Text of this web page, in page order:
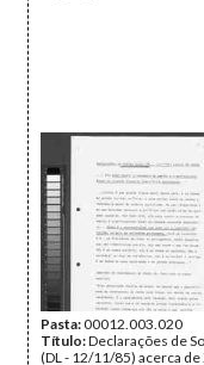
Pasta:00012.003.020
Título:Declarações de
(DL - 12/11/85) acerca de